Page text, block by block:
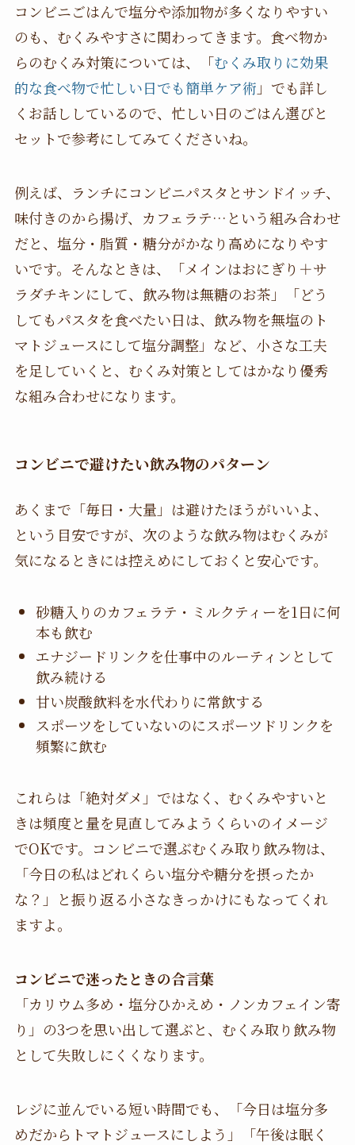
コンビニごはんで塩分や添加物が多くなりやすい
のも、むくみやすさに関わってきます。食べ物か
らのむくみ対策については、「むくみ取りに効果
的な食べ物で忙しい日でも簡単ケア術 」でも詳し
くお話ししているので、忙しい日のごはん選びと
セットで参考にしてみてくださいね。
例えば、ランチにコンビニパスタとサンドイッチ、
味付きのから揚げ、カフェラテ…という組み合わせ
だと、塩分・脂質・糖分がかなり高めになりやす
いです。そんなときは、「メインはおにぎり＋サ
ラダチキンにして、飲み物は無糖のお茶」「どう
してもパスタを食べたい日は、飲み物を無塩のト
マトジュースにして塩分調整」など、小さな工夫
を足していくと、むくみ対策としてはかなり優秀
な組み合わせになります。
コンビニで避けたい飲み物のパターン
あくまで「毎日・大量」は避けたほうがいいよ、
という目安ですが、次のような飲み物はむくみが
気になるときには控えめにしておくと安心です。
砂糖入りのカフェラテ・ミルクティーを1日に何
本も飲む
エナジードリンクを仕事中のルーティンとして
飲み続ける
甘い炭酸飲料を水代わりに常飲する
スポーツをしていないのにスポーツドリンクを
頻繁に飲む
これらは「絶対ダメ」ではなく、むくみやすいと
きは頻度と量を見直してみようくらいのイメージ
でOKです。コンビニで選ぶむくみ取り飲み物は、
「今日の私はどれくらい塩分や糖分を摂ったか
な？」と振り返る小さなきっかけにもなってくれ
ますよ。
コンビニで迷ったときの合言葉
「カリウム多め・塩分ひかえめ・ノンカフェイン寄
り」の3つを思い出して選ぶと、むくみ取り飲み物
として失敗しにくくなります。
レジに並んでいる短い時間でも、「今日は塩分多
めだからトマトジュースにしよう」「午後は眠く